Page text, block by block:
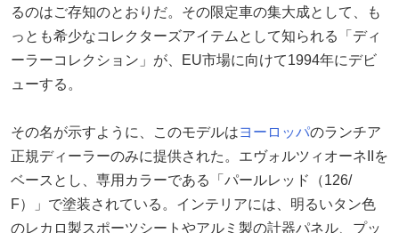
るのはご存知のとおりだ。その限定車の集大成として、も
っとも希少なコレクターズアイテムとして知られる「ディ
ーラーコレクション」が、EU市場に向けて1994年にデビ
ューする。
その名が示すように、このモデルはヨーロッパのランチア
正規ディーラーのみに提供された。エヴォルツィオーネIIを
ベースとし、専用カラーである「パールレッド（126/
F）」で塗装されている。インテリアには、明るいタン色
のレカロ製スポーツシートやアルミ製の計器パネル、プッ